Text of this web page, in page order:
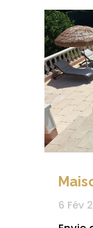
6 Fév